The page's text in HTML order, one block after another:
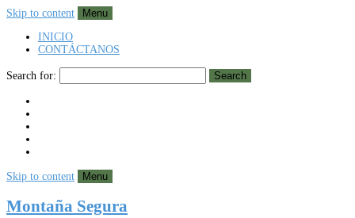
Skip to content
Menu
INICIO
CONTÁCTANOS
Search for: Search
Skip to content Menu
Montaña Segura